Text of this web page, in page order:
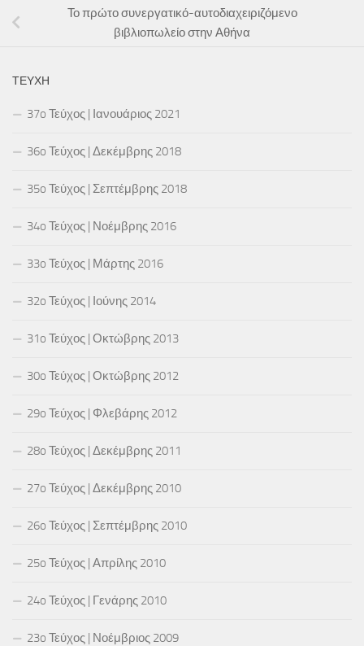
Το πρώτο συνεργατικό-αυτοδιαχειριζόμενο
βιβλιοπωλείο στην Αθήνα
ΤΕΎΧΗ
37o Τεύχος | Ιανουάριος 2021
36o Τεύχος | Δεκέμβρης 2018
35o Τεύχος | Σεπτέμβρης 2018
34o Τεύχος | Νοέμβρης 2016
33o Τεύχος | Μάρτης 2016
32o Τεύχος | Ιούνης 2014
31o Τεύχος | Οκτώβρης 2013
30o Τεύχος | Οκτώβρης 2012
29o Τεύχος | Φλεβάρης 2012
28o Τεύχος | Δεκέμβρης 2011
27o Τεύχος | Δεκέμβρης 2010
26o Τεύχος | Σεπτέμβρης 2010
25o Τεύχος | Απρίλης 2010
24o Τεύχος | Γενάρης 2010
23o Τεύχος | Νοέμβριος 2009